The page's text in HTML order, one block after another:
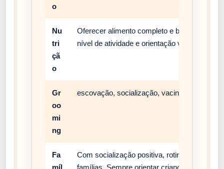
o
Nu
tri
çã
o
Oferecer alimento completo e balanceado,
nível de atividade e orientação veterinária.
Gr
oo
mi
ng
escovação, socialização, vacinação e rotina
Fa
míl
Com socialização positiva, rotina estável e
famílias. Sempre orientar crianças a